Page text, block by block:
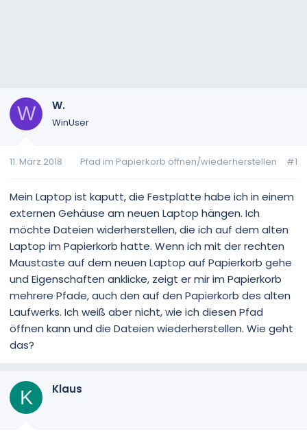
W W.
WinUser
11. März 2018 Pfad im Papierkorb öffnen/wiederherstellen #1
Mein Laptop ist kaputt, die Festplatte habe ich in einem
externen Gehäuse am neuen Laptop hängen. Ich
möchte Dateien widerherstellen, die ich auf dem alten
Laptop im Papierkorb hatte. Wenn ich mit der rechten
Maustaste auf dem neuen Laptop auf Papierkorb gehe
und Eigenschaften anklicke, zeigt er mir im Papierkorb
mehrere Pfade, auch den auf den Papierkorb des alten
Laufwerks. Ich weiß aber nicht, wie ich diesen Pfad
öffnen kann und die Dateien wiederherstellen. Wie geht
das?
K Klaus